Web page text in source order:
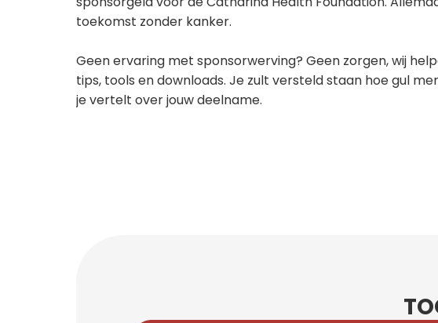
toekomst zonder kanker.
Geen ervaring met sponsorwerving? Geen zorgen, wij
tips, tools en downloads. Je zult versteld staan hoe gul
je vertelt over jouw deelname.